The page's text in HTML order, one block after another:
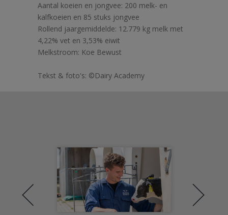
Aantal koeien en jongvee: 200 melk- en
kalfkoeien en 85 stuks jongvee
Rollend jaargemiddelde: 12.779 kg melk met
4,22% vet en 3,53% eiwit
Melkstroom: Koe Bewust
Tekst & foto's: ©Dairy Academy